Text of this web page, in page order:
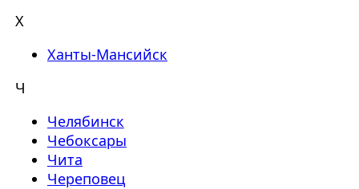
Х
Ханты-Мансийск
Ч
Челябинск
Чебоксары
Чита
Череповец